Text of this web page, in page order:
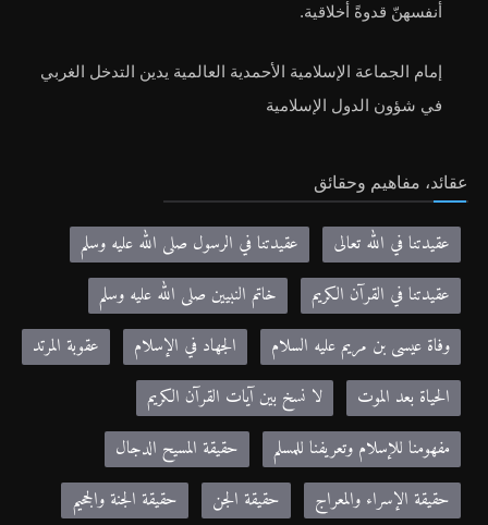
أنفسهنّ قدوةً أخلاقية.
إمام الجماعة الإسلامية الأحمدية العالمية يدين التدخل الغربي
في شؤون الدول الإسلامية
عقائد، مفاهيم وحقائق
عقيدتنا في الله تعالى
عقيدتنا في الرسول صلى الله عليه وسلم
عقيدتنا في القرآن الكريم
خاتم النبيين صلى الله عليه وسلم
وفاة عيسى بن مريم عليه السلام
الجهاد في الإسلام
عقوبة المرتد
الحياة بعد الموت
لا نسخ بين آيات القرآن الكريم
مفهومنا للإسلام وتعريفنا للمسلم
حقيقة المسيح الدجال
حقيقة الإسراء والمعراج
حقيقة الجن حقيقة الجنة والجحيم